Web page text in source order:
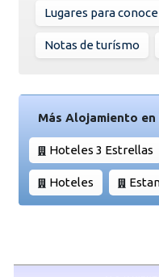
Lugares para
Notas de turísmo
Más Alojamiento en
Hoteles 3 Estrellas
Hoteles